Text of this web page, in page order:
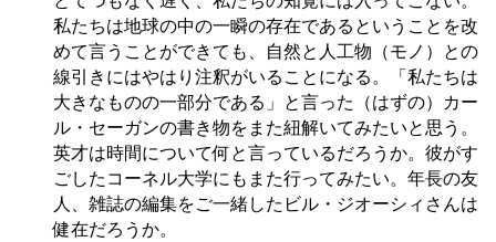
私たちは地球の中の一瞬の存在であるということを改
めて言うことができても、自然と人工物（モノ）との
線引きにはやはり注釈がいることになる。「私たちは
大きなものの一部分である」と言った（はずの）カー
ル・セーガンの書き物をまた紐解いてみたいと思う。
英才は時間について何と言っているだろうか。彼がす
ごしたコーネル大学にもまた行ってみたい。年長の友
人、雑誌の編集をご一緒したビル・ジオーシィさんは
健在だろうか。